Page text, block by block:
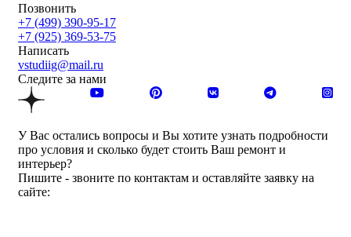
У Вас остались вопросы и Вы хотите узнать подробности
про условия и сколько будет стоить Ваш ремонт и
интерьер?
Пишите - звоните по контактам и оставляйте заявку на
сайте:
Позвонить
+7 (499) 390-95-17
+7 (925) 369-53-75
Написать
vstudiig@mail.ru
Следите за нами